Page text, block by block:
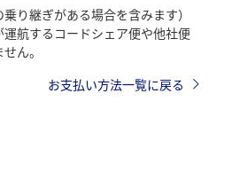
り継ぎがある場合を含みます）
航するコードシェア便や他社便
ん。
お支払い方法一覧に戻る